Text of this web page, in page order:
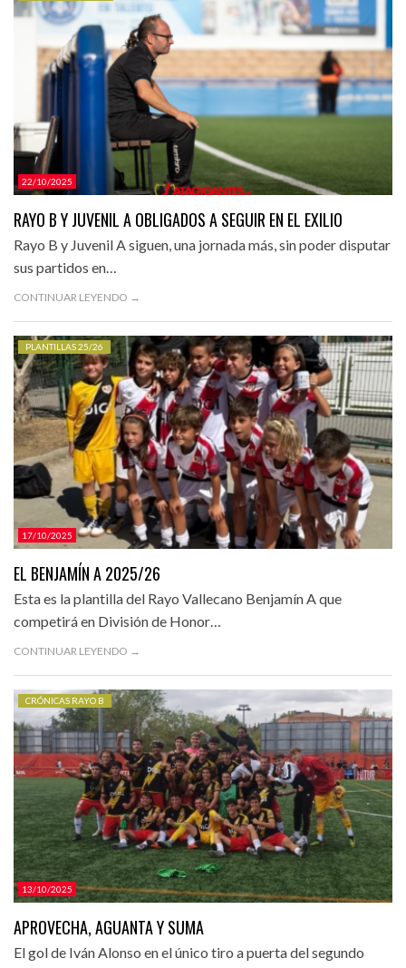
22/10/2025
RAYO B Y JUVENIL A OBLIGADOS A SEGUIR EN EL EXILIO
Rayo B y Juvenil A siguen, una jornada más, sin poder disputar
sus partidos en…
CONTINUAR LEYENDO →
17/10/2025
PLANTILLAS 25/26
EL BENJAMÍN A 2025/26
Esta es la plantilla del Rayo Vallecano Benjamín A que
competirá en División de Honor…
CONTINUAR LEYENDO →
13/10/2025
CRÓNICAS RAYO B
APROVECHA, AGUANTA Y SUMA
El gol de Iván Alonso en el único tiro a puerta del segundo